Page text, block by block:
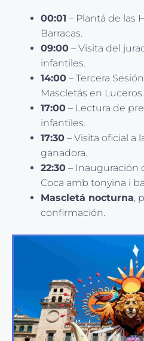
00:01 – Plantá de las
Barracas.
09:00 – Visita del
infantiles.
14:00 – Tercera
Mascletás en Luceros.
17:00 – Lectura de
infantiles.
17:30 – Visita oficial a
ganadora.
22:30 – Inauguración
Coca amb tonyina i
Mascletá nocturna,
confirmación.